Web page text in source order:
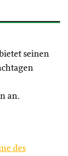
bietet seinen
an.
des